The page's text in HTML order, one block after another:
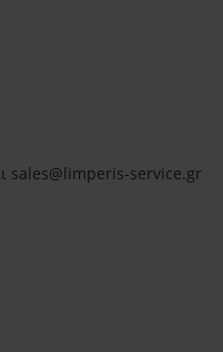
sales@limperis-service.gr